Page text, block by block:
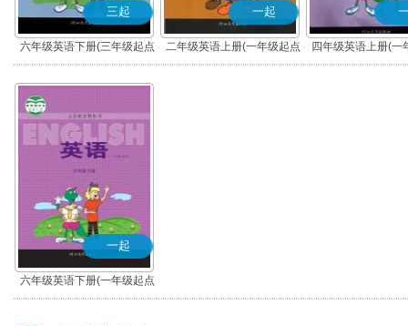
三起
六年级英语下册(三年级起点)
一起
二年级英语上册(一年级起点) 四年级英语上册(一
一起
六年级英语下册(一年级起点)